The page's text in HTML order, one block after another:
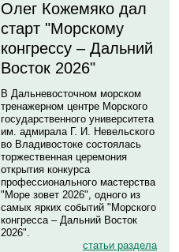
Олег Кожемяко дал
старт "Морскому
конгрессу – Дальний
Восток 2026"
В Дальневосточном морском
тренажерном центре Морского
государственного университета
им. адмирала Г. И. Невельского
во Владивостоке состоялась
торжественная церемония
открытия конкурса
профессионального мастерства
"Море зовет 2026", одного из
самых ярких событий "Морского
конгресса – Дальний Восток
2026".
статьи раздела